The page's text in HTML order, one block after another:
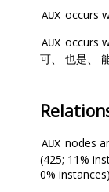
AUX occurs
AUX occurs
可、 也是、
AUX nodes
(425; 11%
0% instances)